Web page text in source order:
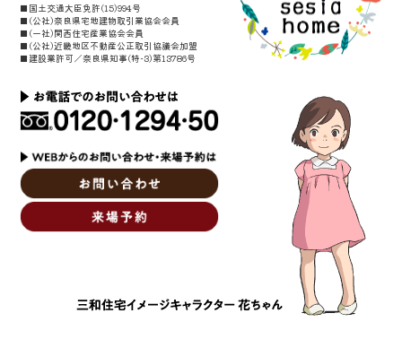
■国土交通大臣免許(15)994号
■(公社)奈良県宅地建物取引業協会会員
■(一社)関西住宅産業協会会員
■(公社)近畿地区不動産公正取引協議会加盟
■建設業許可／奈良県知事(特-3)第13786号